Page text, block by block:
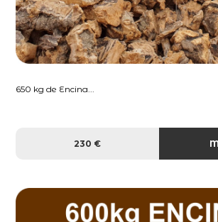
650 kg de Encina...
230 €